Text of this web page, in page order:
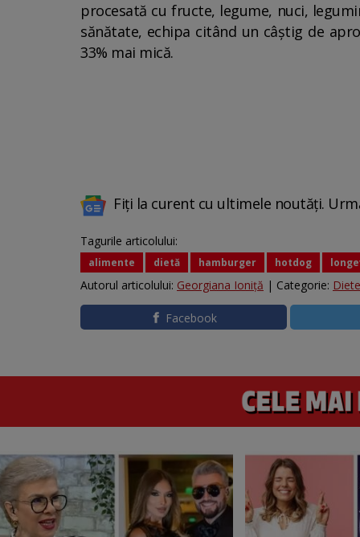
procesată cu fructe, legume, nuci,
sănătate, echipa citând un câștig de
33% mai mică.
Fiți la curent cu ultimele noutăți.
Tagurile articolului:
alimente dietă hamburger hotdog
Autorul articolului: Georgiana Ioniţă | Categorie: Diete
Facebook